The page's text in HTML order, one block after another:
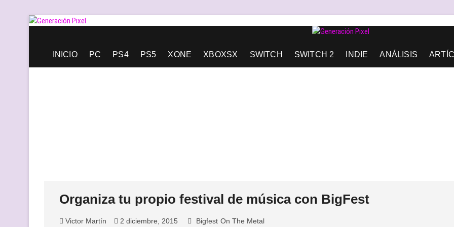
Saltar
Generación Pixel
INICIO PC PS4 PS5 XONE XBOXSX SWITCH SWITCH 2 INDIE ANÁLISIS
Organiza tu propio festival de música con BigFest
Victor Martín 2 diciembre, 2015 Bigfest On The Metal